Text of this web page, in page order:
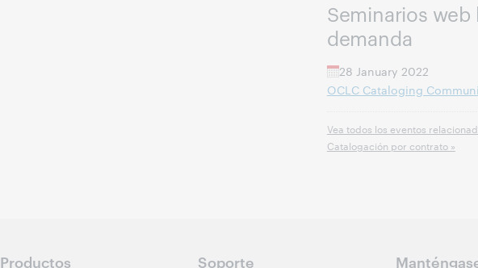
Seminarios web
demanda
28 January 2022
OCLC Cataloging
Vea todos los eventos
Catalogación por contrato »
Productos Soporte